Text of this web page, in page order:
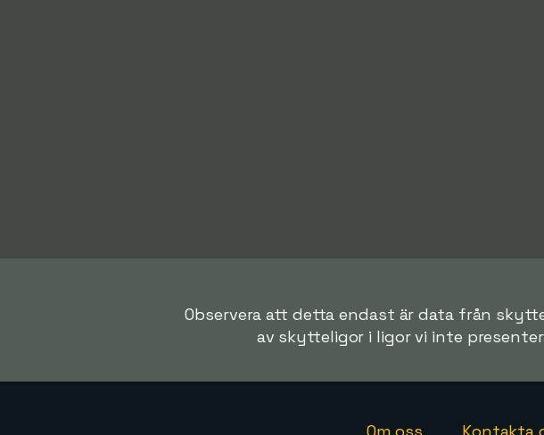
Observera att detta endast är data från
av skytteligor i ligor vi inte
Om oss Kontakta